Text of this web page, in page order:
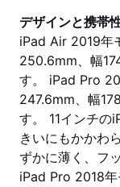
デザインと携帯
iPad Air 2019年
250.6mm、幅
す。 iPad Pro
247.6mm、幅
す。 11インチの
きいにもかかわ
ずかに薄く、フ
iPad Pro 2018年